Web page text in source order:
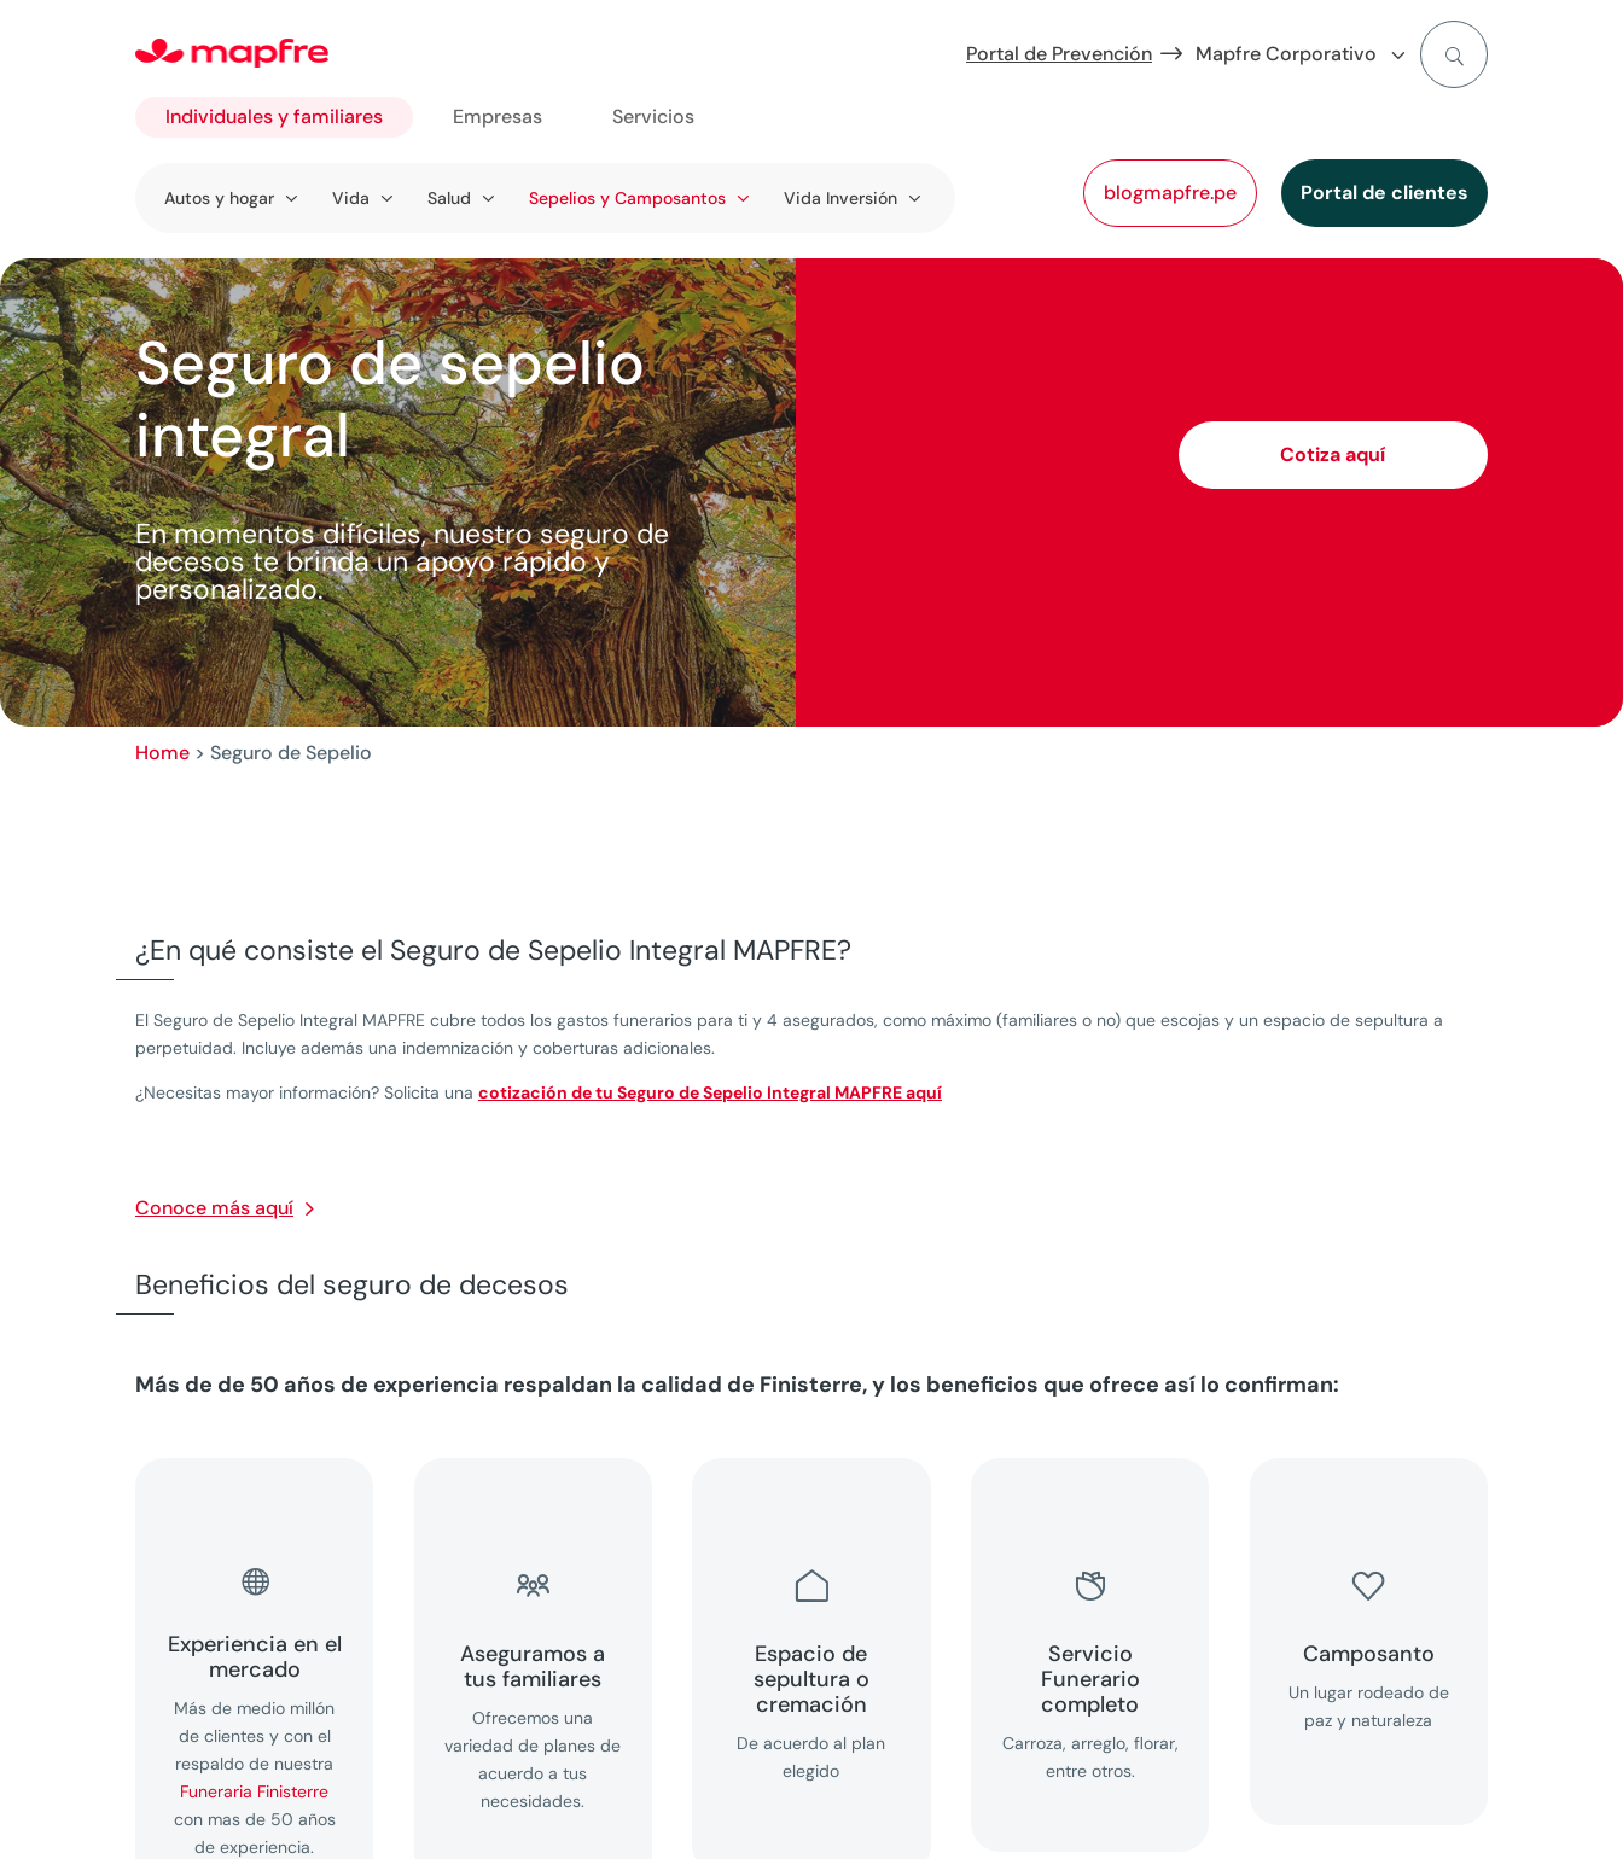
Portal de Prevención Mapfre Corporativo
blogmapfre.pe Portal de clientes
Individuales y familiares
Ir a
y familiares
Autos y hogar Vida Salud Sepelios y Camposantos Vida Inversión
Empresas Servicios
Seguro de sepelio
integral
En momentos difíciles, nuestro seguro de
decesos te brinda un apoyo rápido y
personalizado.
Cotiza aquí
Home > Seguro de Sepelio
¿En qué consiste el Seguro de Sepelio Integral MAPFRE?
El Seguro de Sepelio Integral MAPFRE cubre todos los gastos funerarios para ti y 4 asegurados, como máximo (familiares o no) que escojas y un espacio de sepultura a
perpetuidad. Incluye además una indemnización y coberturas adicionales.
¿Necesitas mayor información? Solicita una cotización de tu Seguro de Sepelio Integral MAPFRE aquí
Conoce más aquí
Beneficios del seguro de decesos
Más de de 50 años de experiencia respaldan la calidad de Finisterre, y los beneficios que ofrece así lo confirman:

Experiencia en el
mercado
Más de medio millón
de clientes y con el
respaldo de nuestra
Funeraria Finisterre
con mas de 50 años
de experiencia.

Aseguramos a
tus familiares
Ofrecemos una
variedad de planes de
acuerdo a tus
necesidades.

Espacio de
sepultura o
cremación
De acuerdo al plan
elegido

Servicio
Funerario
completo
Carroza, arreglo, florar,
entre otros.

Camposanto
Un lugar rodeado de
paz y naturaleza